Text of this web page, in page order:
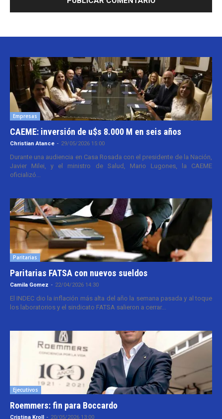
Empresas
CAEME: inversión de u$s 8.000 M en seis años
Christian Atance - 29/05/2026 15:00
Durante una audiencia en Casa Rosada con el presidente de la Nación,
Javier Milei, y el ministro de Salud, Mario Lugones, la CAEME
oficializó...
Paritarias
Paritarias FATSA con nuevos sueldos
Camila Gomez - 22/04/2026 14:30
El INDEC dio la inflación más alta del año la semana pasada y al toque
los laboratorios y el sindicato FATSA salieron a cerrar...
Ejecutivos
Roemmers: fin para Boccardo
Cristina Kroll - 20/05/2026 13:00